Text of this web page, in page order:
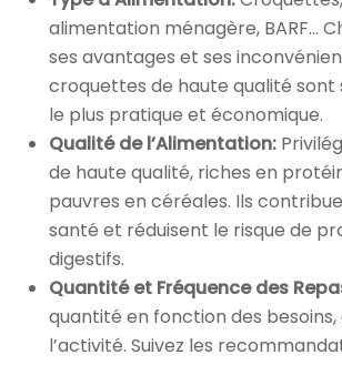
alimentation ménagère, BARF…
ses avantages et ses
croquettes de haute qualité sont
le plus pratique et économique.
Qualité de l’Alimentation:
de haute qualité, riches en
pauvres en céréales. Ils
santé et réduisent le risque de
digestifs.
Quantité et Fréquence des
quantité en fonction des besoins,
l’activité. Suivez les